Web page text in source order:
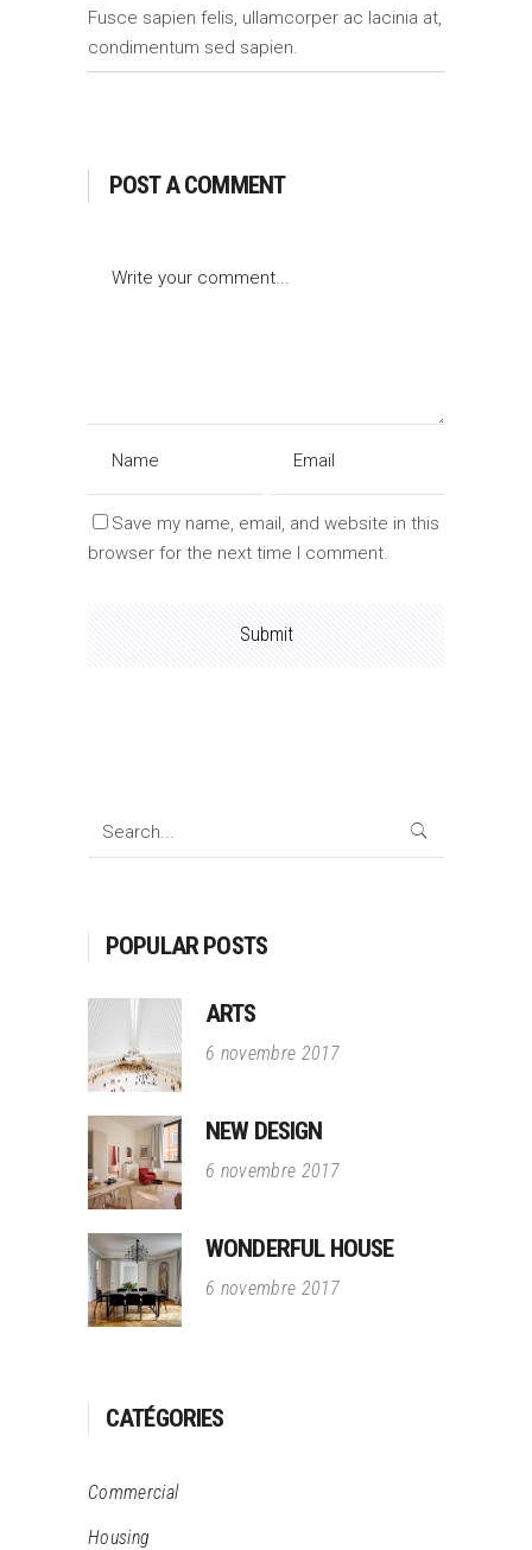
Fusce sapien felis, ullamcorper ac lacinia at,
condimentum sed sapien.
POST A COMMENT
Save my name, email, and website in this
browser for the next time I comment.
Search
POPULAR POSTS
ARTS
6 novembre 2017
NEW DESIGN
6 novembre 2017
WONDERFUL HOUSE
6 novembre 2017
CATÉGORIES
Commercial
Housing